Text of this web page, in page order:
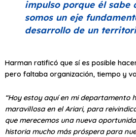
impulso porque él sabe
somos un eje
desarrollo de un
Harman ratificó que sí es posible
pero faltaba organización, tiempo y
“Hoy estoy aquí en mi departamento
maravillosa en el Ariari, para
que merecemos una nueva
historia mucho más próspera para